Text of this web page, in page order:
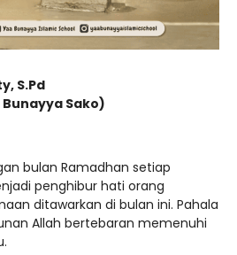
S.Pd
Bunayya Sako)
bulan Ramadhan setiap
penghibur hati orang
ditawarkan di bulan ini. Pahala
Allah bertebaran memenuhi